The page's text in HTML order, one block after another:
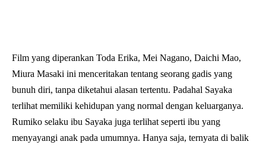
Film yang diperankan Toda Erika, Mei Nagano, Daichi Mao,
Miura Masaki ini menceritakan tentang seorang gadis yang
bunuh diri, tanpa diketahui alasan tertentu. Padahal Sayaka
terlihat memiliki kehidupan yang normal dengan keluarganya.
Rumiko selaku ibu Sayaka juga terlihat seperti ibu yang
menyayangi anak pada umumnya. Hanya saja, ternyata di balik